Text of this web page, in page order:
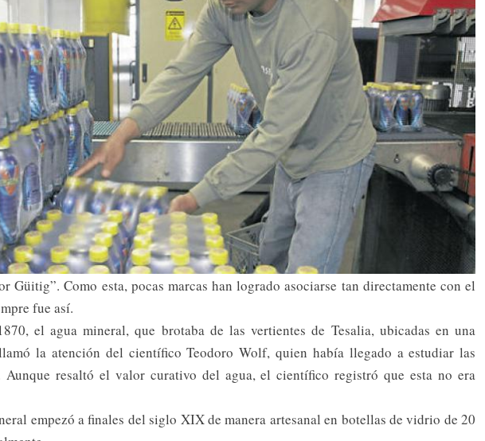
Güitig”. Como esta, pocas marcas han logrado asociarse tan directamente con el
fue así.
el agua mineral, que brotaba de las vertientes de Tesalia, ubicadas en una
la atención del científico Teodoro Wolf, quien había llegado a estudiar las
Aunque resaltó el valor curativo del agua, el científico registró que esta no era
empezó a finales del siglo XIX de manera artesanal en botellas de vidrio de 20